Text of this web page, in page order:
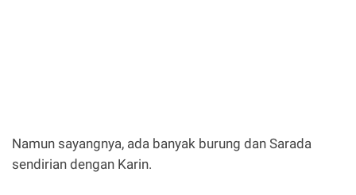
Namun sayangnya, ada banyak burung dan Sarada
sendirian dengan Karin.